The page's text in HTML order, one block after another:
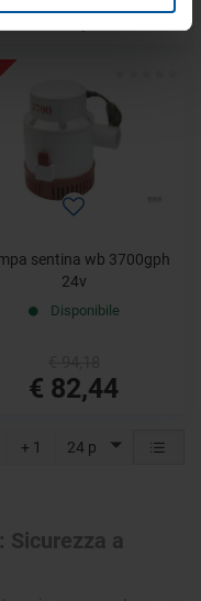
€ 55,48
sentina wb 3700gph
24v
Disponibile
€ 82,44
24 p
+ 1
Sicurezza a